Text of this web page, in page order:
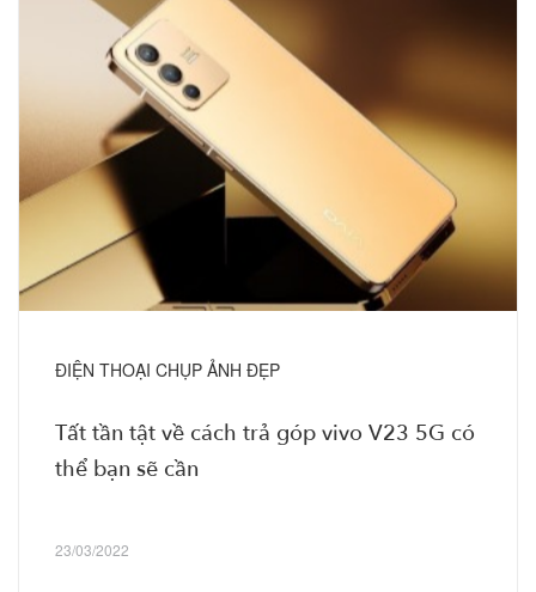
ĐIỆN THOẠI CHỤP ẢNH ĐẸP
Tất tần tật về cách trả góp vivo V23 5G có
thể bạn sẽ cần
23/03/2022